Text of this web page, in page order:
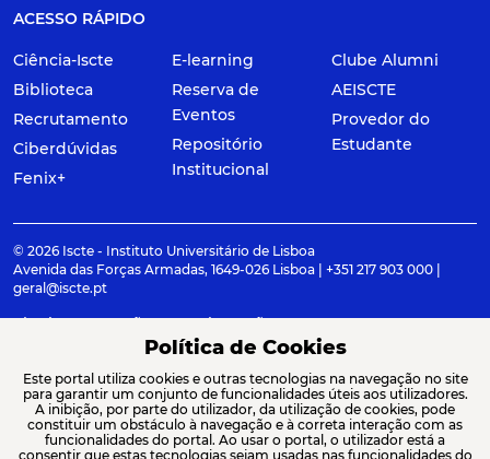
ACESSO RÁPIDO
Ciência-Iscte
Biblioteca
Recrutamento
Ciberdúvidas
Fenix+
E-learning
Reserva de
Eventos
Repositório
Institucional
Clube Alumni
AEISCTE
Provedor do
Estudante
© 2026 Iscte - Instituto Universitário de Lisboa
Avenida das Forças Armadas, 1649-026 Lisboa | +351 217 903 000 |
geral@iscte.pt
Elogios, Sugestões e Reclamações
Termos e condições
Canal de denúncia
ACREDITAÇÕES E ASSOCIAÇÕES
Política de Cookies
Este portal utiliza cookies e outras tecnologias na navegação no site
para garantir um conjunto de funcionalidades úteis aos utilizadores.
A inibição, por parte do utilizador, da utilização de cookies, pode
constituir um obstáculo à navegação e à correta interação com as
funcionalidades do portal. Ao usar o portal, o utilizador está a
consentir que estas tecnologias sejam usadas nas funcionalidades do